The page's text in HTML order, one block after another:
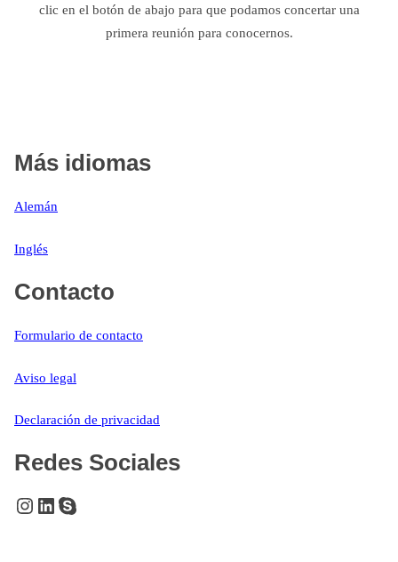
clic en el botón de abajo para que podamos concertar una
primera reunión para conocernos.
Más idiomas
Alemán
Inglés
Contacto
Formulario de contacto
Aviso legal
Declaración de privacidad
Redes Sociales
Instagram LinkedIn Skype